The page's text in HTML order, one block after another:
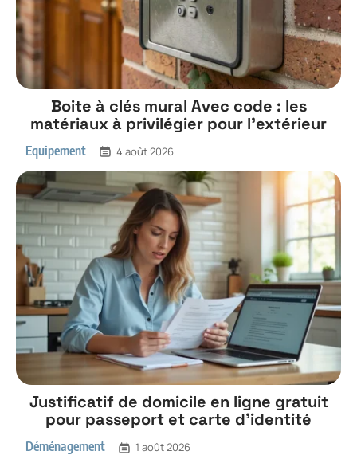
Boite à clés mural Avec code : les
matériaux à privilégier pour l’extérieur
Equipement 4 août 2026
Justificatif de domicile en ligne gratuit
pour passeport et carte d’identité
Déménagement 1 août 2026